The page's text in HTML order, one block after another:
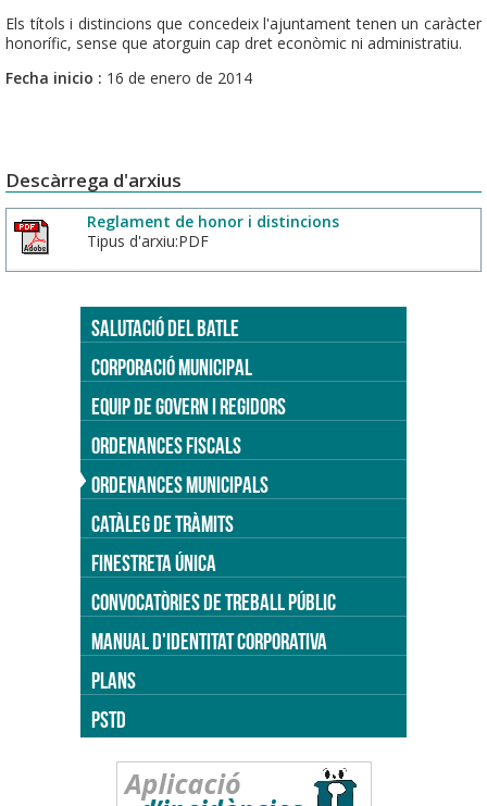
Els títols i distincions que concedeix l'ajuntament tenen un caràcter
honorífic, sense que atorguin cap dret econòmic ni administratiu.
Fecha inicio : 16 de enero de 2014
Descàrrega d'arxius
Reglament de honor i distincions
Tipus d'arxiu:PDF
SALUTACIÓ DEL BATLE
CORPORACIÓ MUNICIPAL
EQUIP DE GOVERN I REGIDORS
ORDENANCES FISCALS
ORDENANCES MUNICIPALS
CATÀLEG DE TRÀMITS
FINESTRETA ÚNICA
CONVOCATÒRIES DE TREBALL PÚBLIC
MANUAL D'IDENTITAT CORPORATIVA
PLANS
PSTD